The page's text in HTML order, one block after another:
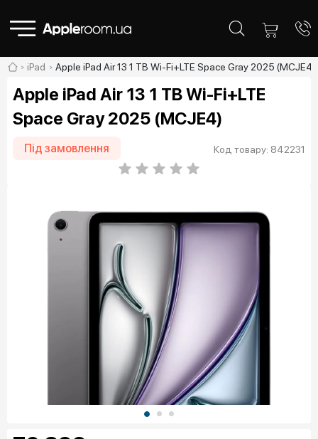
iPad Apple iPad Air 13 1 TB Wi-Fi+LTE Space Gray 2025 (MCJE4)
Apple iPad Air 13 1 TB Wi-Fi+LTE
Space Gray 2025 (MCJE4)
Під замовлення Код товару: 842231